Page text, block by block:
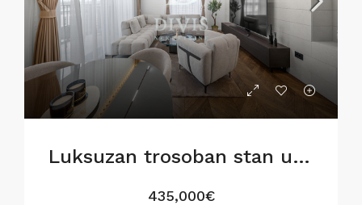
Luksuzan trosoban stan u BW Metropolitan,82m2
435,000€